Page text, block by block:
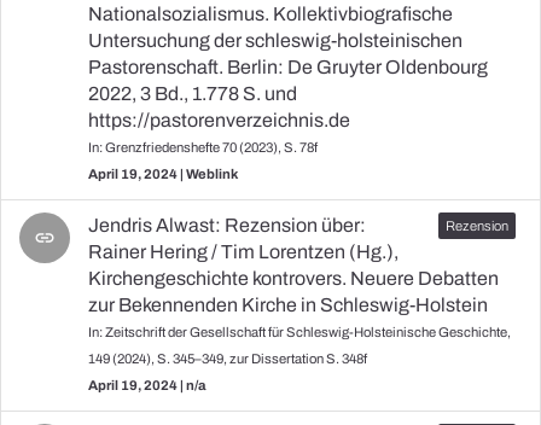
Nationalsozialismus. Kollektivbiografische
Untersuchung der schleswig-holsteinischen
Pastorenschaft. Berlin: De Gruyter Oldenbourg
2022, 3 Bd., 1.778 S. und
https://pastorenverzeichnis.de
In: Grenzfriedenshefte 70 (2023), S. 78f
April 19, 2024 | Weblink
link
Jendris Alwast: Rezension über:
Rainer Hering / Tim Lorentzen (Hg.),
Kirchengeschichte kontrovers. Neuere Debatten
zur Bekennenden Kirche in Schleswig-Holstein
In: Zeitschrift der Gesellschaft für Schleswig-Holsteinische Geschichte,
149 (2024), S. 345–349, zur Dissertation S. 348f
April 19, 2024 | n/a